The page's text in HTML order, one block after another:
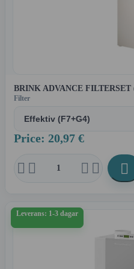
BRINK ADVANCE FILTERSET
Filter
Price: 20,97 €
    
Leverans: 1-3 dagar